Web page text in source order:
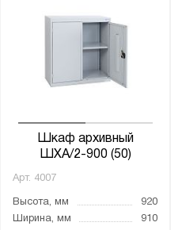
Шкаф архивный
ШХА/2-900 (50)
Арт. 4007
Высота, мм
920
Ширина, мм
910